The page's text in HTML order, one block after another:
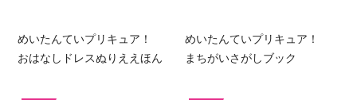
めいたんていプリキュア！
おはなしドレスぬりええほん
めいたんていプリキュア！
まちがいさがしブック